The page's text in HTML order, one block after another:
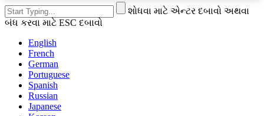
શોધવા માટે એન્ટર દબાવો અથવા
બંધ કરવા માટે ESC દબાવો
English
French
German
Portuguese
Spanish
Russian
Japanese